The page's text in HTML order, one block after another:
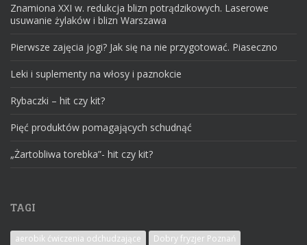
Znamiona XXI w. redukcja blizn potrądzikowych. Laserowe
usuwanie żylaków i blizn Warszawa
Pierwsze zajęcia jogi? Jak się na nie przygotować. Piaseczno
Leki i suplementy na włosy i paznokcie
Rybaczki – hit czy kit?
Pięć produktów pomagających schudnąć
„Żartobliwa torebka”- hit czy kit?
TAGI
aerobik ćwiczenia odchudzające
Dobry fryzjer Poznań